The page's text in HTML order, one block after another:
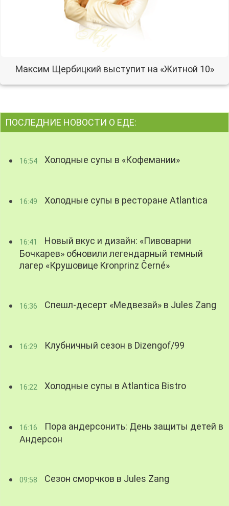
Максим Щербицкий выступит на «Житной 10»
ПОСЛЕДНИЕ НОВОСТИ О ЕДЕ:
16:54 Холодные супы в «Кофемании»
16:49 Холодные супы в ресторане Atlantica
16:41
Новый вкус и дизайн: «Пивоварни
Бочкарев» обновили легендарный темный
лагер «Крушовице Kronprinz Černé»
16:36 Спешл-десерт «Медвезай» в Jules Zang
16:29 Клубничный сезон в Dizengof/99
16:22 Холодные супы в Atlantica Bistro
16:16
Пора андерсонить: День защиты детей в
Андерсон
09:58 Сезон сморчков в Jules Zang